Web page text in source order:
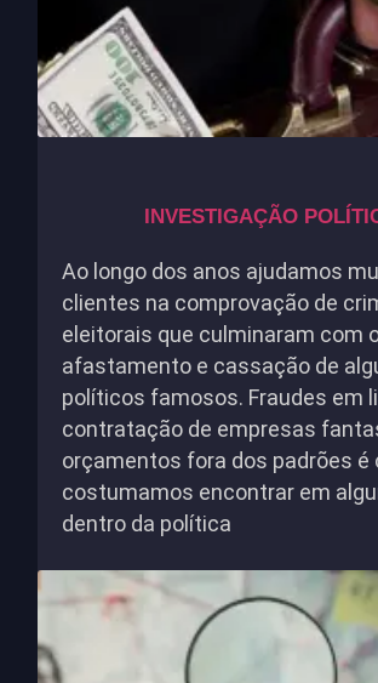
INVESTIGAÇÃO
Ao longo dos anos ajudamos
clientes na comprovação de
eleitorais que culminaram com
afastamento e cassação de
políticos famosos. Fraudes em
contratação de empresas
orçamentos fora dos padrões é
costumamos encontrar em
dentro da política